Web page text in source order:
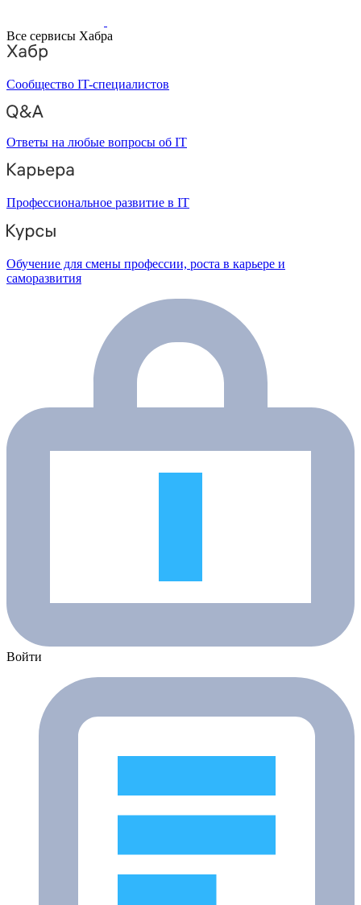
Все сервисы Хабра
Сообщество IT-специалистов
Ответы на любые вопросы об IT
Профессиональное развитие в IT
Обучение для смены профессии, роста в карьере и
саморазвития
Войти